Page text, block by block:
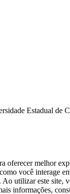
Estadual de
oferecer melhor
você interage
Ao utilizar este site,
informações,